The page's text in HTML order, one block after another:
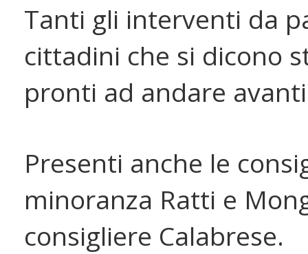
Tanti gli interventi da
cittadini che si dicono
pronti ad andare
Presenti anche le
minoranza Ratti e
consigliere Calabrese.